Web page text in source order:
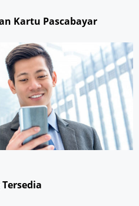
Kartu Pascabayar